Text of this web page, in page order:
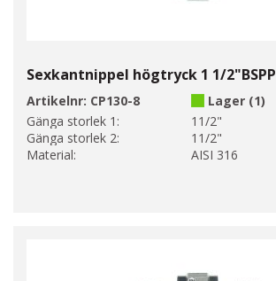
Sexkantnippel högtryck 1 1/2"BSPP
Artikelnr: CP130-8
Lager (1)
Gänga storlek 1:
11/2"
Gänga storlek 2:
11/2"
Material:
AISI 316